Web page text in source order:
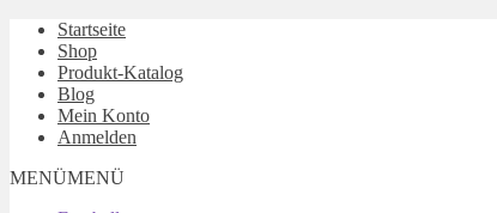
Startseite
Shop
Produkt-Katalog
Blog
Mein Konto
Anmelden
MENÜMENÜ